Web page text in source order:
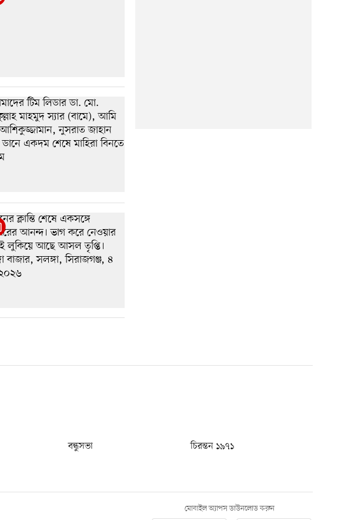
বন্ধুসভা
চিরন্তন ১৯৭১
মোবাইল অ্যাপস ডাউনলোড করুন